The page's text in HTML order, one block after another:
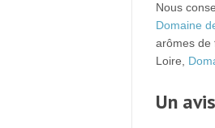
Nous
Domaine
arômes de
Loire,
Un